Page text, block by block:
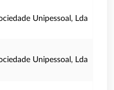
Unipessoal, Lda
Unipessoal, Lda